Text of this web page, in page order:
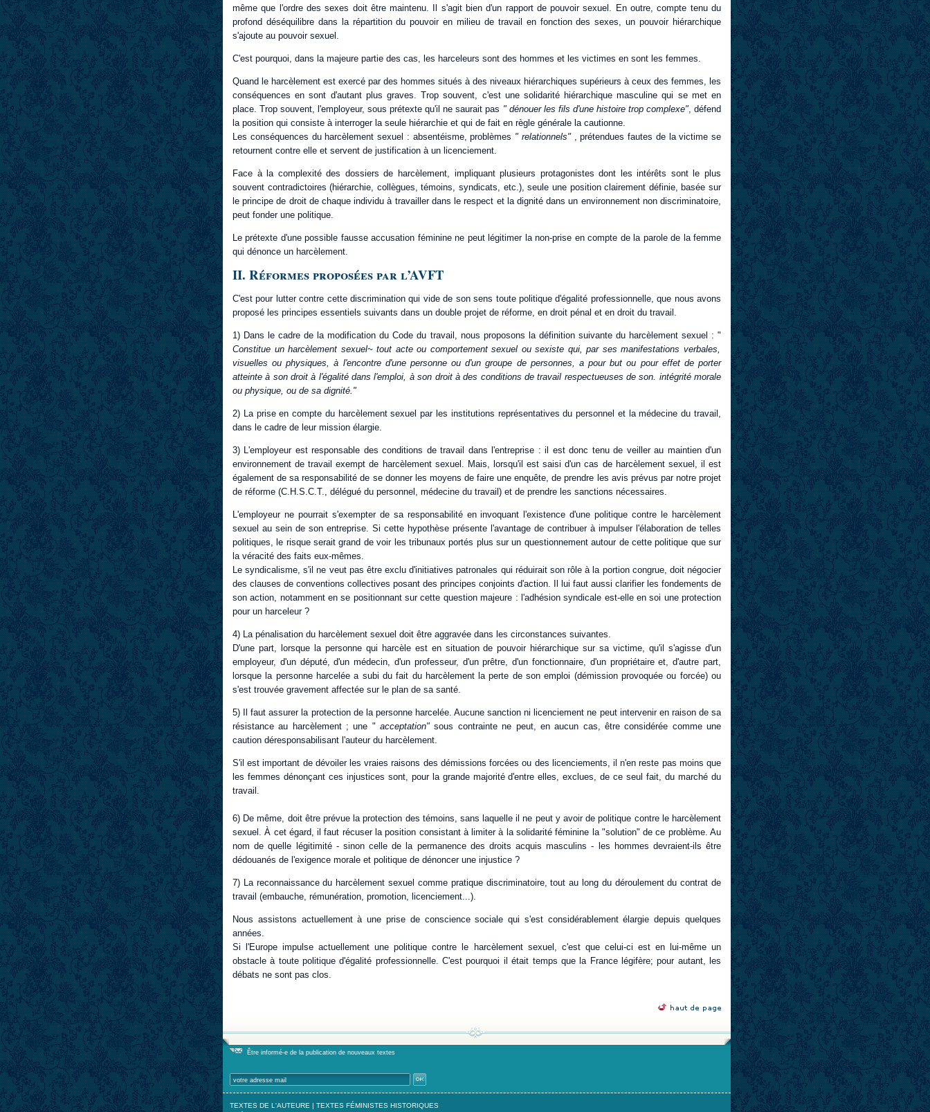
même que l'ordre des sexes doit être maintenu. Il s'agit bien d'un rapport de pouvoir sexuel. En outre, compte tenu du
profond déséquilibre dans la répartition du pouvoir en milieu de travail en fonction des sexes, un pouvoir hiérarchique
s'ajoute au pouvoir sexuel.
C'est pourquoi, dans la majeure partie des cas, les harceleurs sont des hommes et les victimes en sont les femmes.
Quand le harcèlement est exercé par des hommes situés à des niveaux hiérarchiques supérieurs à ceux des femmes, les
conséquences en sont d'autant plus graves. Trop souvent, c'est une solidarité hiérarchique masculine qui se met en
place. Trop souvent, l'employeur, sous prétexte qu'il ne saurait pas " dénouer les fils d'une histoire trop complexe", défend
la position qui consiste à interroger la seule hiérarchie et qui de fait en règle générale la cautionne.
Les conséquences du harcèlement sexuel : absentéisme, problèmes " relationnels"
, prétendues fautes de la victime se
retournent contre elle et servent de justification à un licenciement.
Face à la complexité des dossiers de harcèlement, impliquant plusieurs protagonistes dont les intérêts sont le plus
souvent contradictoires (hiérarchie, collègues, témoins, syndicats, etc.), seule une position clairement définie, basée sur
le principe de droit de chaque individu à travailler dans le respect et la dignité dans un environnement non discriminatoire,
peut fonder une politique.
Le prétexte d'une possible fausse accusation féminine ne peut légitimer la non-prise en compte de la parole de la femme
qui dénonce un harcèlement.
II. Réformes proposées par l’AVFT
C'est pour lutter contre cette discrimination qui vide de son sens toute politique d'égalité professionnelle, que nous avons
proposé les principes essentiels suivants dans un double projet de réforme, en droit pénal et en droit du travail.
1) Dans le cadre de la modification du Code du travail, nous proposons la définition suivante du harcèlement sexuel : "
Constitue un harcèlement sexuel~ tout acte ou comportement sexuel ou sexiste qui, par ses manifestations verbales,
visuelles ou physiques, à l'encontre d'une personne ou d'un groupe de personnes, a pour but ou pour effet de porter
atteinte à son droit à l'égalité dans l'emploi, à son droit à des conditions de travail respectueuses de son. intégrité morale
ou physique, ou de sa dignité."
2) La prise en compte du harcèlement sexuel par les institutions représentatives du personnel et la médecine du travail,
dans le cadre de leur mission élargie.
3) L'employeur est responsable des conditions de travail dans l'entreprise : il est donc tenu de veiller au maintien d'un
environnement de travail exempt de harcèlement sexuel. Mais, lorsqu'il est saisi d'un cas de harcèlement sexuel, il est
également de sa responsabilité de se donner les moyens de faire une enquête, de prendre les avis prévus par notre projet
de réforme (C.H.S.C.T., délégué du personnel, médecine du travail) et de prendre les sanctions nécessaires.
L'employeur ne pourrait s'exempter de sa responsabilité en invoquant l'existence d'une politique contre le harcèlement
sexuel au sein de son entreprise. Si cette hypothèse présente l'avantage de contribuer à impulser l'élaboration de telles
politiques, le risque serait grand de voir les tribunaux portés plus sur un questionnement autour de cette politique que sur
la véracité des faits eux-mêmes.
Le syndicalisme, s'il ne veut pas être exclu d'initiatives patronales qui réduirait son rôle à la portion congrue, doit négocier
des clauses de conventions collectives posant des principes conjoints d'action. Il lui faut aussi clarifier les fondements de
son action, notamment en se positionnant sur cette question majeure : l'adhésion syndicale est-elle en soi une protection
pour un harceleur ?
4) La pénalisation du harcèlement sexuel doit être aggravée dans les circonstances suivantes.
D'une part, lorsque la personne qui harcèle est en situation de pouvoir hiérarchique sur sa victime, qu'il s'agisse d'un
employeur, d'un député, d'un médecin, d'un professeur, d'un prêtre, d'un fonctionnaire, d'un propriétaire et, d'autre part,
lorsque la personne harcelée a subi du fait du harcèlement la perte de son emploi (démission provoquée ou forcée) ou
s'est trouvée gravement affectée sur le plan de sa santé.
5) Il faut assurer la protection de la personne harcelée. Aucune sanction ni licenciement ne peut intervenir en raison de sa
résistance au harcèlement ; une " acceptation" sous contrainte ne peut, en aucun cas, être considérée comme une
caution déresponsabilisant l'auteur du harcèlement.
S'il est important de dévoiler les vraies raisons des démissions forcées ou des licenciements, il n'en reste pas moins que
les femmes dénonçant ces injustices sont, pour la grande majorité d'entre elles, exclues, de ce seul fait, du marché du
travail.
6) De même, doit être prévue la protection des témoins, sans laquelle il ne peut y avoir de politique contre le harcèlement
sexuel. À cet égard, il faut récuser la position consistant à limiter à la solidarité féminine la "solution" de ce problème. Au
nom de quelle légitimité - sinon celle de la permanence des droits acquis masculins - les hommes devraient-ils être
dédouanés de l'exigence morale et politique de dénoncer une injustice ?
7) La reconnaissance du harcèlement sexuel comme pratique discriminatoire, tout au long du déroulement du contrat de
travail (embauche, rémunération, promotion, licenciement...).
Nous assistons actuellement à une prise de conscience sociale qui s'est considérablement élargie depuis quelques
années.
Si l'Europe impulse actuellement une politique contre le harcèlement sexuel, c'est que celui-ci est en lui-même un
obstacle à toute politique d'égalité professionnelle. C'est pourquoi il était temps que la France légifère; pour autant, les
débats ne sont pas clos.
Être informé-e de la publication de nouveaux textes
TEXTES DE L'AUTEURE | TEXTES FÉMINISTES HISTORIQUES